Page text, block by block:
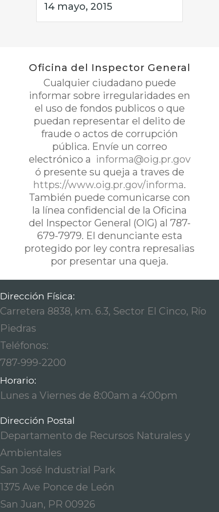
14 mayo, 2015
Oficina del Inspector General
Cualquier ciudadano puede
informar sobre irregularidades en
el uso de fondos publicos o que
puedan representar el delito de
fraude o actos de corrupción
pública. Envíe un correo
electrónico a informa@oig.pr.gov
ó presente su queja a traves de
https://www.oig.pr.gov/informa.
También puede comunicarse con
la línea confidencial de la Oficina
del Inspector General (OIG) al 787-
679-7979. El denunciante esta
protegido por ley contra represalias
por presentar una queja.
Dirección Física:
Carretera 8838, km. 6.3, Sector El Cinco, Río
Piedras
Teléfonos:
787-999-2200
Horario:
Lunes a Viernes de 8:00am a 4:00pm
Dirección Postal
Departamento de Recursos Naturales y
Ambientales
San José Industrial Park
1375 Ave Ponce de León
San Juan, PR 00926